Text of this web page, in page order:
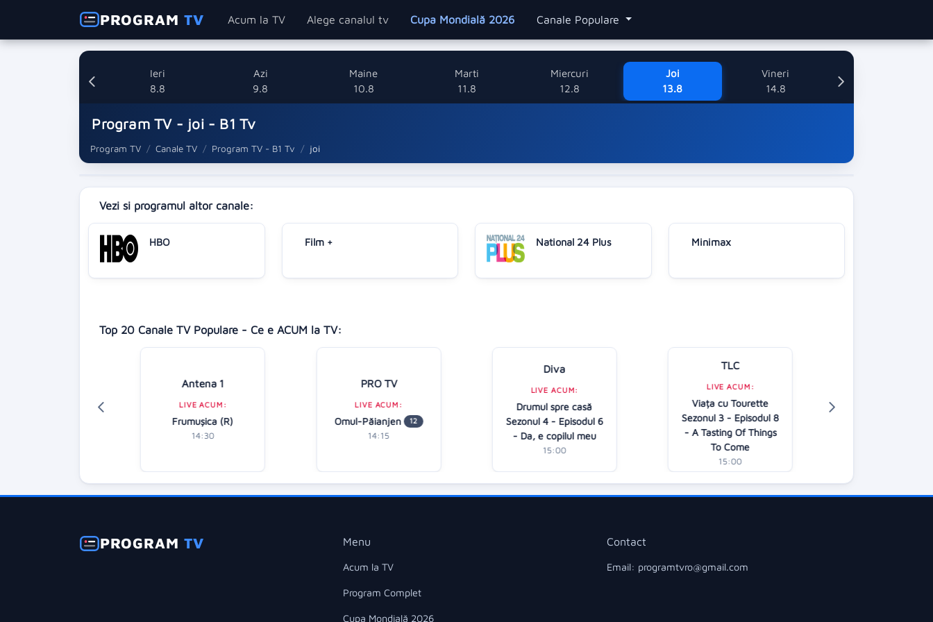
PROGRAMTV Acum la TV Alege canalul tv Cupa Mondială 2026 Canale Populare
Ieri
8.8
Azi
9.8
Maine
10.8
Marti
11.8
Miercuri
12.8
Joi
13.8
Vineri
14.8
Program TV - joi - B1 Tv
Program TV Canale TV Program TV - B1 Tv joi
Vezi si programul altor canale:
HBO Film + National 24 Plus Minimax
Top 20 Canale TV Populare - Ce e ACUM la TV:
Antena 1
LIVE ACUM:
Frumușica (R)
14:30
PRO TV
LIVE ACUM:
Omul-Păianjen 12
14:15
Diva
LIVE ACUM:
Drumul spre casă
Sezonul 4 - Episodul 6
- Da, e copilul meu
15:00
TLC
LIVE ACUM:
Viața cu Tourette
Sezonul 3 - Episodul 8
- A Tasting Of Things
To Come
15:00
PROGRAMTV Menu
Acum la TV
Program Complet
Cupa Mondială 2026
Contact
Email: programtvro@gmail.com